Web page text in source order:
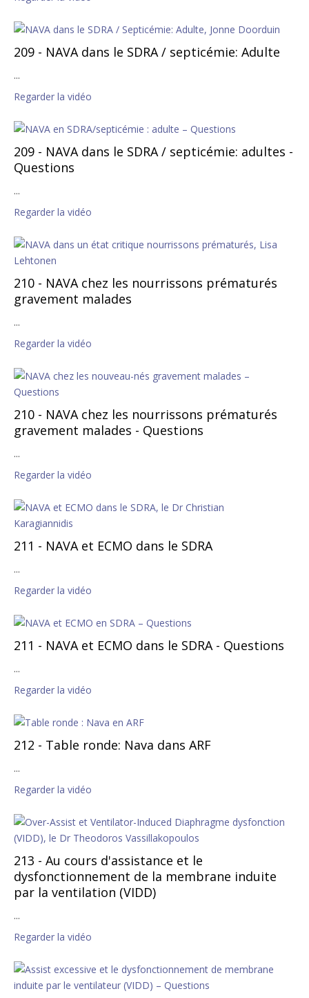
209 - NAVA dans le SDRA / septicémie: Adulte
...
Regarder la vidéo
209 - NAVA dans le SDRA / septicémie: adultes -
Questions
...
Regarder la vidéo
210 - NAVA chez les nourrissons prématurés
gravement malades
...
Regarder la vidéo
210 - NAVA chez les nourrissons prématurés
gravement malades - Questions
...
Regarder la vidéo
211 - NAVA et ECMO dans le SDRA
...
Regarder la vidéo
211 - NAVA et ECMO dans le SDRA - Questions
...
Regarder la vidéo
212 - Table ronde: Nava dans ARF
...
Regarder la vidéo
213 - Au cours d'assistance et le
dysfonctionnement de la membrane induite
par la ventilation (VIDD)
...
Regarder la vidéo